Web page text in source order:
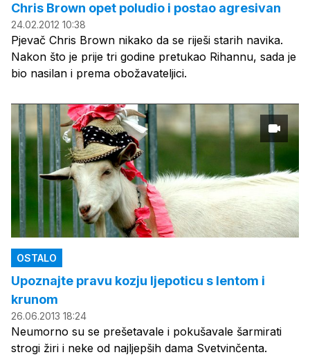
Chris Brown opet poludio i postao agresivan
24.02.2012 10:38
Pjevač Chris Brown nikako da se riješi starih navika.
Nakon što je prije tri godine pretukao Rihannu, sada je
bio nasilan i prema obožavateljici.
OSTALO
Upoznajte pravu kozju ljepoticu s lentom i
krunom
26.06.2013 18:24
Neumorno su se prešetavale i pokušavale šarmirati
strogi žiri i neke od najljepših dama Svetvinčenta.